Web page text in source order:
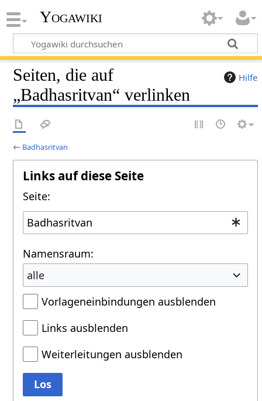
Yogawiki
Hilfe
Seiten, die auf
„Badhasritvan“ verlinken
← Badhasritvan
Links auf diese Seite
Seite:
Namensraum:
alle
Vorlageneinbindungen ausblenden
Links ausblenden
Weiterleitungen ausblenden
Los